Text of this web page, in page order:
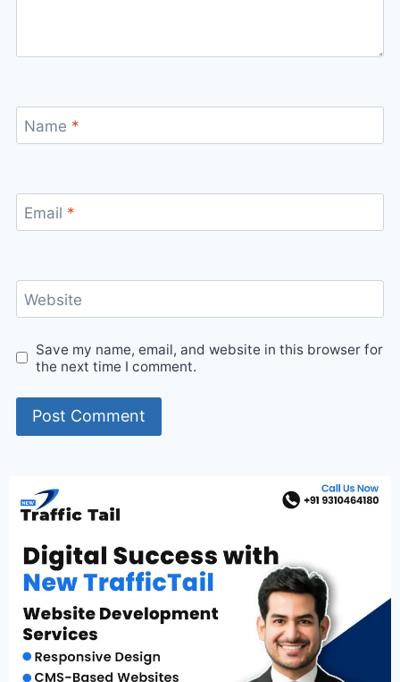
Name *
Email *
Website
Save my name, email, and website in this browser for
the next time I comment.